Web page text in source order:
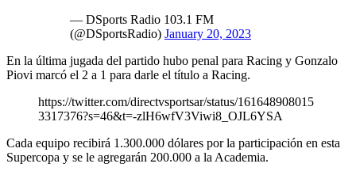
— DSports Radio 103.1 FM
(@DSportsRadio) January 20, 2023
En la última jugada del partido hubo penal para Racing y Gonzalo
Piovi marcó el 2 a 1 para darle el título a Racing.
https://twitter.com/directvsportsar/status/161648908015
3317376?s=46&t=-zlH6wfV3Viwi8_OJL6YSA
Cada equipo recibirá 1.300.000 dólares por la participación en esta
Supercopa y se le agregarán 200.000 a la Academia.